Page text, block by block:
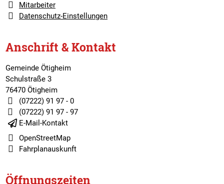
Mitarbeiter
Datenschutz-Einstellungen
Anschrift & Kontakt
Gemeinde Ötigheim
Schulstraße 3
76470 Ötigheim
(07222) 91 97 - 0
(07222) 91 97 - 97
E-Mail-Kontakt
OpenStreetMap
Fahrplanauskunft
Öffnungszeiten